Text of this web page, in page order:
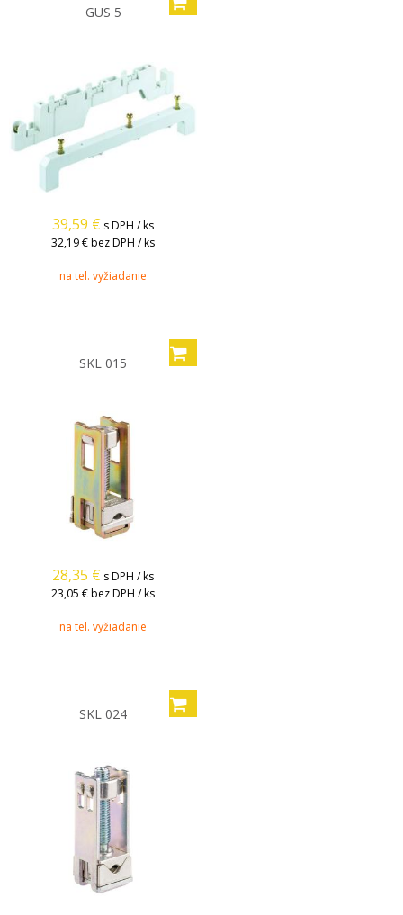
GUS 5
39,59 € s DPH / ks
32,19 €bez DPH / ks
na tel. vyžiadanie
SKL 015
28,35 € s DPH / ks
23,05 €bez DPH / ks
na tel. vyžiadanie
SKL 024